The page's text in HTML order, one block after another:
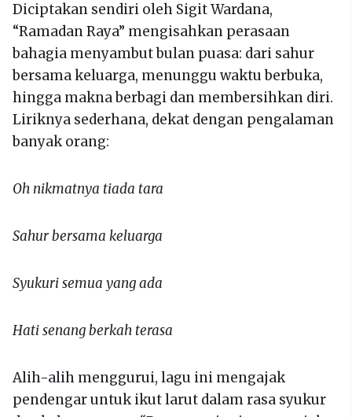
Diciptakan sendiri oleh Sigit Wardana,
“Ramadan Raya” mengisahkan perasaan
bahagia menyambut bulan puasa: dari sahur
bersama keluarga, menunggu waktu berbuka,
hingga makna berbagi dan membersihkan diri.
Liriknya sederhana, dekat dengan pengalaman
banyak orang:
Oh nikmatnya tiada tara
Sahur bersama keluarga
Syukuri semua yang ada
Hati senang berkah terasa
Alih-alih menggurui, lagu ini mengajak
pendengar untuk ikut larut dalam rasa syukur